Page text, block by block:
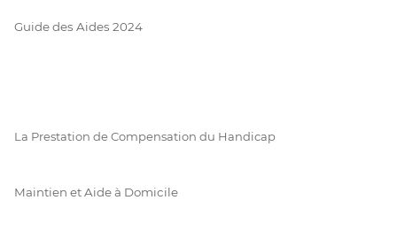
Guide des Aides 2024
La Prestation de Compensation du Handicap
Maintien et Aide à Domicile